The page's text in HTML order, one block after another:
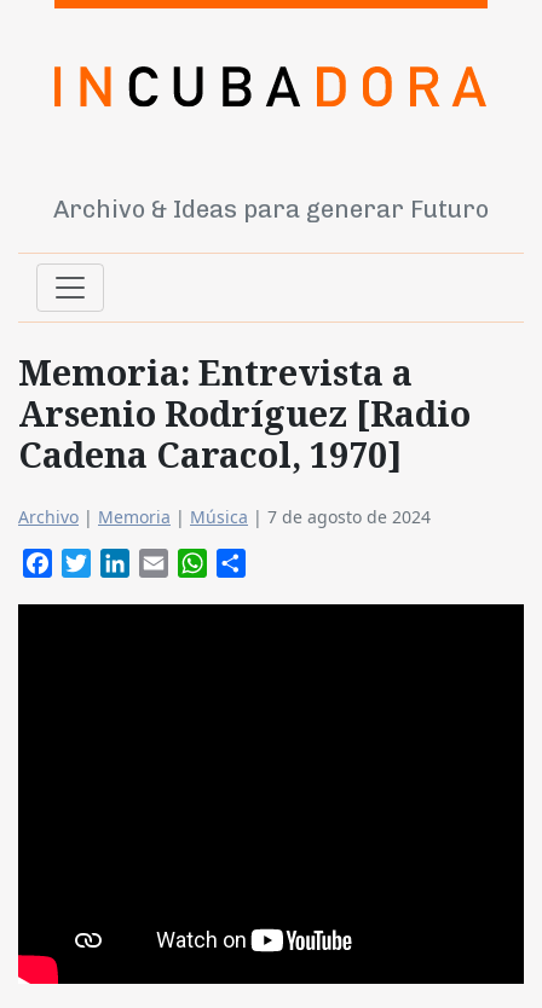
Archivo & Ideas para generar Futuro
Memoria: Entrevista a
Arsenio Rodríguez [Radio
Cadena Caracol, 1970]
Archivo | Memoria | Música | 7 de agosto de 2024
FacebookTwitterLinkedIn
Email WhatsApp